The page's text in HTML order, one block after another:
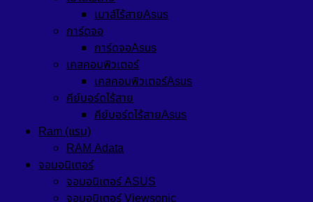
เมาส์ไร้สายAsus
การ์ดจอ
การ์ดจอAsus
เคสคอมพิวเตอร์
เคสคอมพิวเตอร์Asus
คีย์บอร์ดไร้สาย
คีย์บอร์ดไร้สายAsus
Ram (แรม)
RAM Adata
จอมอนิเตอร์
จอมอนิเตอร์ ASUS
จอมอนิเตอร์ Viewsonic